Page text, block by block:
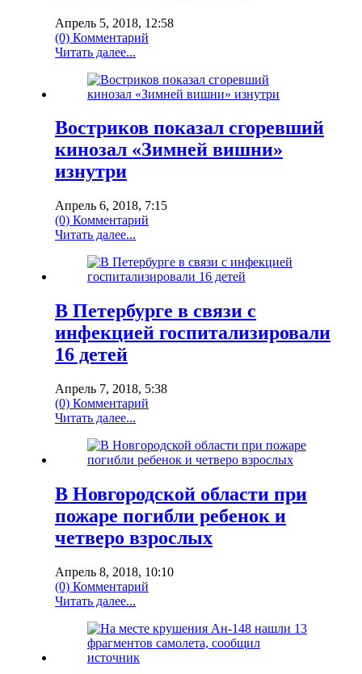
Апрель 5, 2018, 12:58
(0) Комментарий
Читать далее...
Востриков показал сгоревший
кинозал «Зимней вишни»
изнутри
Апрель 6, 2018, 7:15
(0) Комментарий
Читать далее...
В Петербурге в связи с
инфекцией госпитализировали
16 детей
Апрель 7, 2018, 5:38
(0) Комментарий
Читать далее...
В Новгородской области при
пожаре погибли ребенок и
четверо взрослых
Апрель 8, 2018, 10:10
(0) Комментарий
Читать далее...